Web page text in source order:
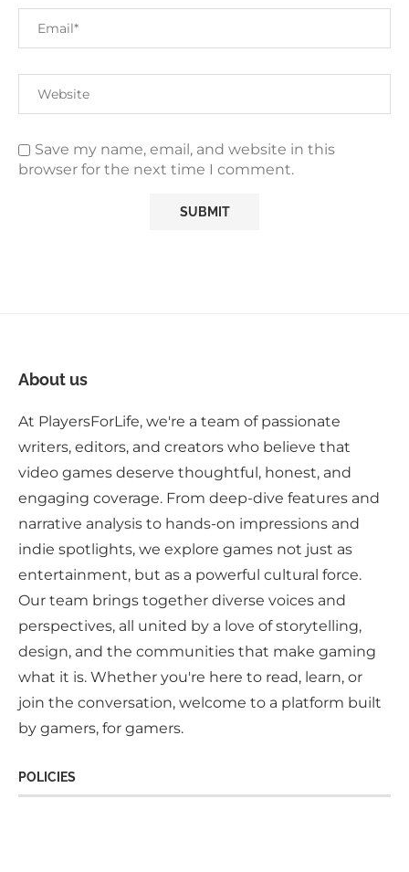
Save my name, email, and website in this
browser for the next time I comment.
About us
At PlayersForLife, we're a team of passionate
writers, editors, and creators who believe that
video games deserve thoughtful, honest, and
engaging coverage. From deep-dive features and
narrative analysis to hands-on impressions and
indie spotlights, we explore games not just as
entertainment, but as a powerful cultural force.
Our team brings together diverse voices and
perspectives, all united by a love of storytelling,
design, and the communities that make gaming
what it is. Whether you're here to read, learn, or
join the conversation, welcome to a platform built
by gamers, for gamers.
POLICIES